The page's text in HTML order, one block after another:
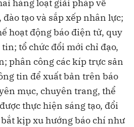
hàng loạt giải pháp về
tạo và sắp xếp nhân lực;
hoạt động báo điện tử, quy
tổ chức đổi mới chỉ đạo,
phân công các kíp trực sản
tin để xuất bản trên báo
mục, chuyên trang, thể
thực hiện sáng tạo, đổi
kịp xu hướng báo chí như